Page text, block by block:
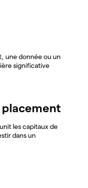
une donnée ou un
significative
placement
les capitaux de
dans un